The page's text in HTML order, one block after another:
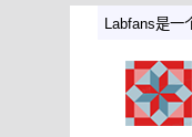
Labfans是一